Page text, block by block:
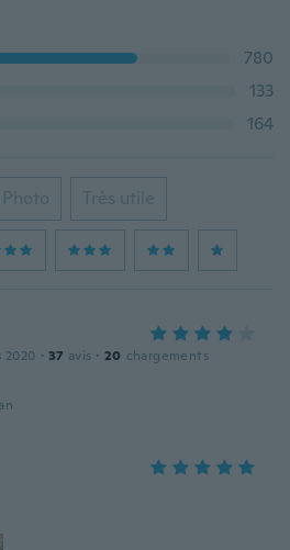
780
133
164
Photo Très utile
2020 · 37 avis · 20 chargements